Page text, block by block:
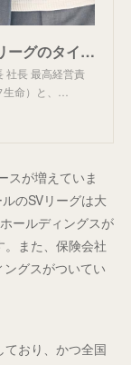
メットライフ生命、日本フットサルリーグのタイトルパートナーに就任 ともに歩み、地域社会の絆を強化する新しい挑戦へ - スポーツナビ
社長 最高経営責
命）と、…
スが増えていま
のSVリーグは大
ールディングスが
また、保険会社
グスがついてい
おり、かつ全国